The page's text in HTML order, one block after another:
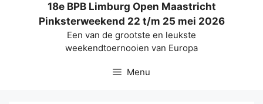
18e BPB Limburg Open Maastricht
Pinksterweekend 22 t/m 25 mei 2026
Een van de grootste en leukste
weekendtoernooien van Europa
Menu